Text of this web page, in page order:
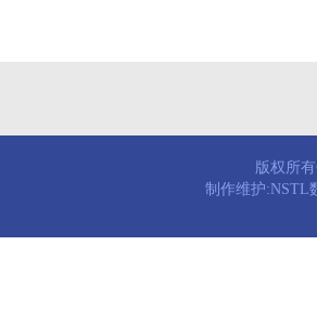
版权所
制作维护:NSTL